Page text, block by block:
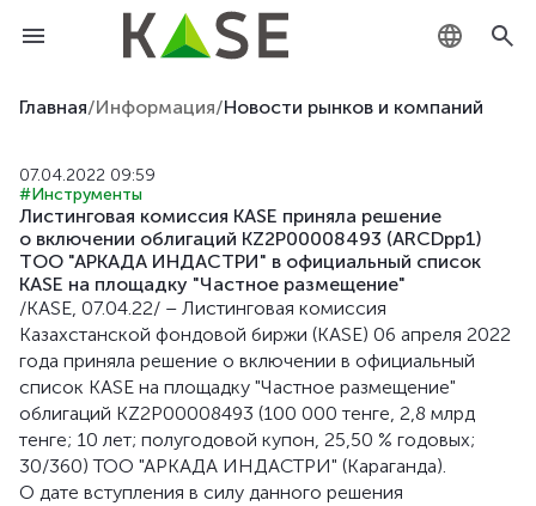
KZ
EN
Главная/Информация/Новости рынков и компаний
07.04.2022 09:59
#Инструменты
Листинговая комиссия KASE приняла решение
о включении облигаций KZ2P00008493 (ARCDpp1)
ТОО "АРКАДА ИНДАСТРИ" в официальный список
KASE на площадку "Частное размещение"
/KASE, 07.04.22/ – Листинговая комиссия
Казахстанской фондовой биржи (KASE) 06 апреля 2022
года приняла решение о включении в официальный
список KASE на площадку "Частное размещение"
облигаций KZ2P00008493 (100 000 тенге, 2,8 млрд
тенге; 10 лет; полугодовой купон, 25,50 % годовых;
30/360) ТОО "АРКАДА ИНДАСТРИ" (Караганда).
О дате вступления в силу данного решения